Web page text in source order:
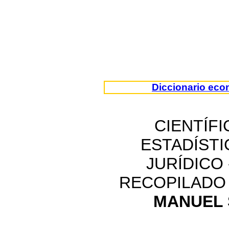
Diccionario
JURÍDICO
MANUEL